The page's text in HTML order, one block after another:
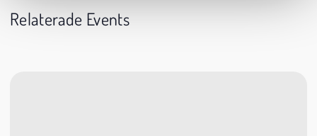
Relaterade Events